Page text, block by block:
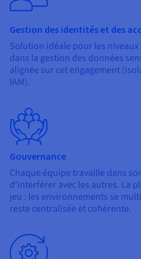
Gestion des identités et des
Solution idéale pour les
dans la gestion des données
alignée sur cet engagement
IAM).
Gouvernance
Chaque équipe travaille dans
d'interférer avec les autres. La
jeu : les environnements se
reste centralisée et cohérente.